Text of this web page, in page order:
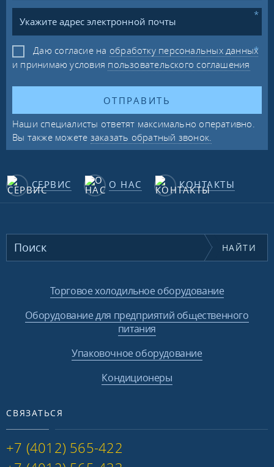
Даю согласие на обработку персональных данных
и принимаю условия пользовательского соглашения
ОТПРАВИТЬ
Наши специалисты ответят максимально оперативно.
Вы также можете заказать обратный звонок.
СЕРВИС О НАС КОНТАКТЫ
НАЙТИ
Торговое холодильное оборудование
Оборудование для предприятий общественного
питания
Упаковочное оборудование
Кондиционеры
СВЯЗАТЬСЯ
+7 (4012) 565-422